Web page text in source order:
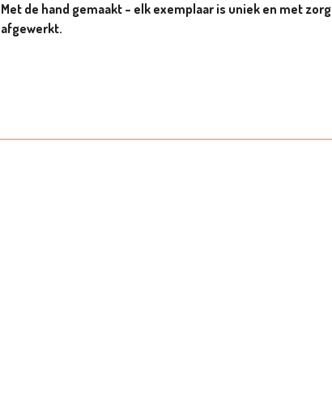
Met de hand gemaakt – elk exemplaar is uniek en met zorg
afgewerkt.